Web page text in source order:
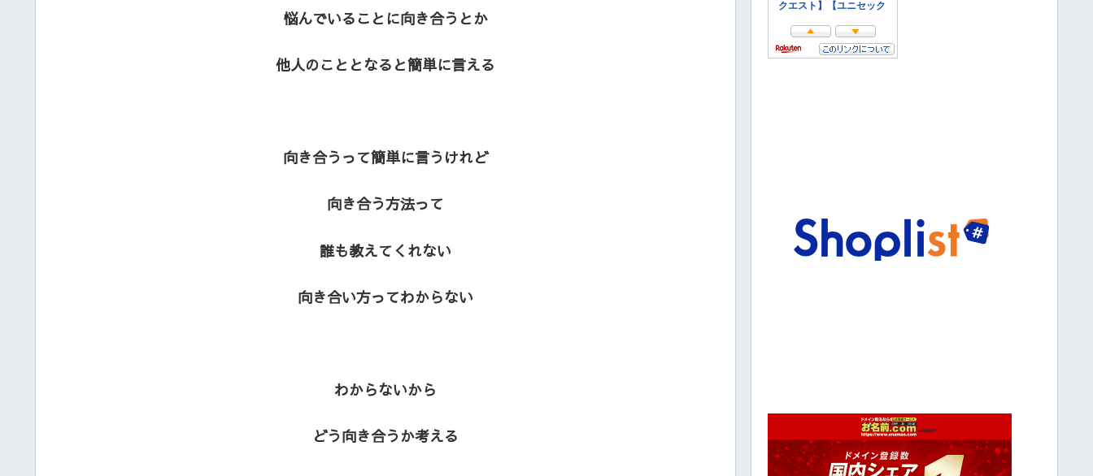
悩んでいることに向き合うとか
他人のこととなると簡単に言える
向き合うって簡単に言うけれど
向き合う方法って
誰も教えてくれない
向き合い方ってわからない
わからないから
どう向き合うか考える